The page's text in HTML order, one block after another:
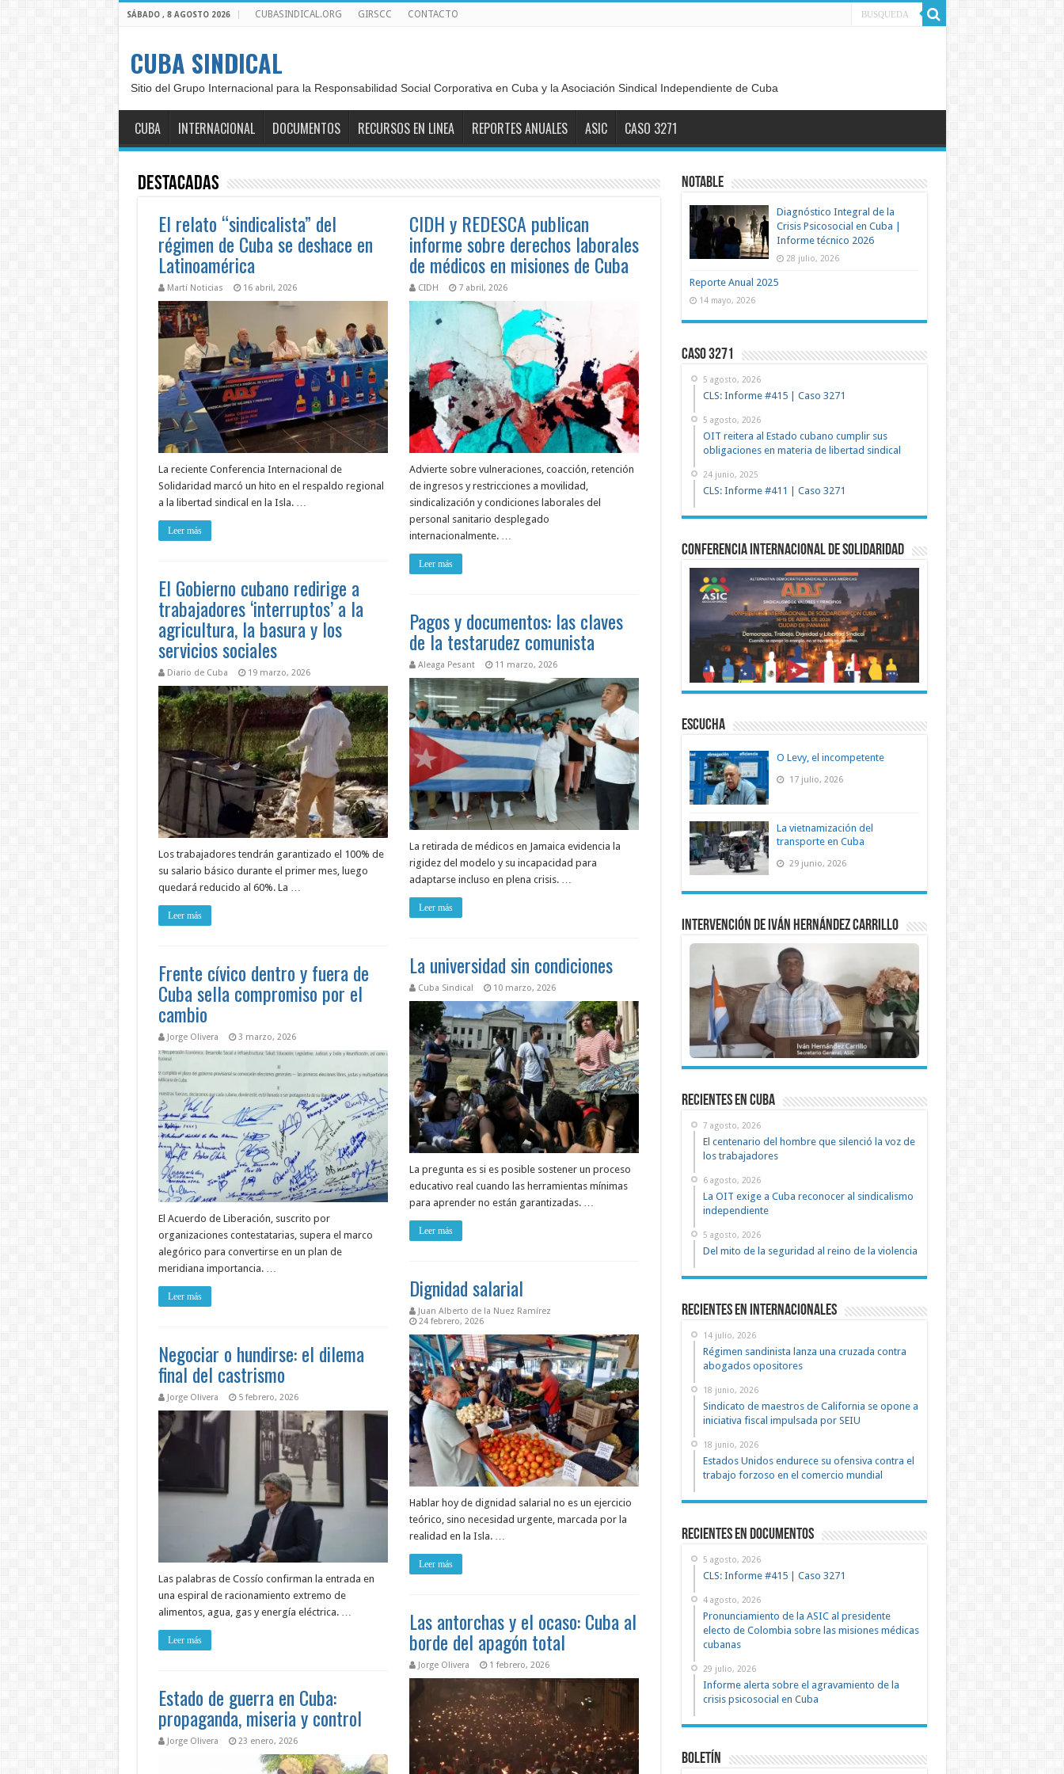
SÁBADO , 8 AGOSTO 2026 CUBASINDICAL.ORG GIRSCC CONTACTO
CUBA SINDICAL
Sitio del Grupo Internacional para la Responsabilidad Social Corporativa en Cuba y la Asociación Sindical Independiente de Cuba
CUBA INTERNACIONAL DOCUMENTOS RECURSOS EN LINEA REPORTES ANUALES ASIC CASO 3271
Destacadas
El relato “sindicalista” del
régimen de Cuba se deshace en
Latinoamérica
Martí Noticias 16 abril, 2026
La reciente Conferencia Internacional de
Solidaridad marcó un hito en el respaldo regional
a la libertad sindical en la Isla. …
Leer más
CIDH y REDESCA publican
informe sobre derechos laborales
de médicos en misiones de Cuba
CIDH 7 abril, 2026
Advierte sobre vulneraciones, coacción, retención
de ingresos y restricciones a movilidad,
sindicalización y condiciones laborales del
personal sanitario desplegado
internacionalmente. …
Leer más
El Gobierno cubano redirige a
trabajadores ‘interruptos’ a la
agricultura, la basura y los
servicios sociales
Diario de Cuba 19 marzo, 2026
Los trabajadores tendrán garantizado el 100% de
su salario básico durante el primer mes, luego
quedará reducido al 60%. La …
Leer más
Pagos y documentos: las claves
de la testarudez comunista
Aleaga Pesant 11 marzo, 2026
La retirada de médicos en Jamaica evidencia la
rigidez del modelo y su incapacidad para
adaptarse incluso en plena crisis. …
Leer más
La universidad sin condiciones
Cuba Sindical 10 marzo, 2026
La pregunta es si es posible sostener un proceso
educativo real cuando las herramientas mínimas
para aprender no están garantizadas. …
Leer más
Frente cívico dentro y fuera de
Cuba sella compromiso por el
cambio
Jorge Olivera 3 marzo, 2026
El Acuerdo de Liberación, suscrito por
organizaciones contestatarias, supera el marco
alegórico para convertirse en un plan de
meridiana importancia. …
Leer más Dignidad salarial
Juan Alberto de la Nuez Ramírez
24 febrero, 2026
Hablar hoy de dignidad salarial no es un ejercicio
teórico, sino necesidad urgente, marcada por la
realidad en la Isla. …
Leer más
Negociar o hundirse: el dilema
final del castrismo
Jorge Olivera 5 febrero, 2026
Las palabras de Cossío confirman la entrada en
una espiral de racionamiento extremo de
alimentos, agua, gas y energía eléctrica. …
Leer más
Las antorchas y el ocaso: Cuba al
borde del apagón total
Jorge Olivera 1 febrero, 2026
Estado de guerra en Cuba:
propaganda, miseria y control
Jorge Olivera 23 enero, 2026
NOTABLE
Diagnóstico Integral de la
Crisis Psicosocial en Cuba |
Informe técnico 2026
28 julio, 2026
Reporte Anual 2025
14 mayo, 2026
Caso 3271
5 agosto, 2026
CLS: Informe #415 | Caso 3271
5 agosto, 2026
OIT reitera al Estado cubano cumplir sus
obligaciones en materia de libertad sindical
24 junio, 2025
CLS: Informe #411 | Caso 3271
Conferencia Internacional de Solidaridad
ESCUCHA
O Levy, el incompetente
17 julio, 2026
La vietnamización del
transporte en Cuba
29 junio, 2026
Intervención de Iván Hernández Carrillo
recientes en cuba
7 agosto, 2026
El centenario del hombre que silenció la voz de
los trabajadores
6 agosto, 2026
La OIT exige a Cuba reconocer al sindicalismo
independiente
5 agosto, 2026
Del mito de la seguridad al reino de la violencia
Recientes en Internacionales
14 julio, 2026
Régimen sandinista lanza una cruzada contra
abogados opositores
18 junio, 2026
Sindicato de maestros de California se opone a
iniciativa fiscal impulsada por SEIU
18 junio, 2026
Estados Unidos endurece su ofensiva contra el
trabajo forzoso en el comercio mundial
recientes en documentos
5 agosto, 2026
CLS: Informe #415 | Caso 3271
4 agosto, 2026
Pronunciamiento de la ASIC al presidente
electo de Colombia sobre las misiones médicas
cubanas
29 julio, 2026
Informe alerta sobre el agravamiento de la
crisis psicosocial en Cuba
Boletín